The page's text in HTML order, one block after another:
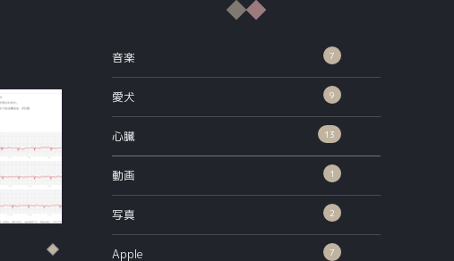
音楽 7
愛犬 9
心臓 13
動画 1
写真 2
Apple 7